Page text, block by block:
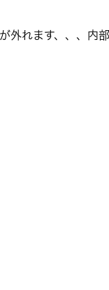
外れます、、、内